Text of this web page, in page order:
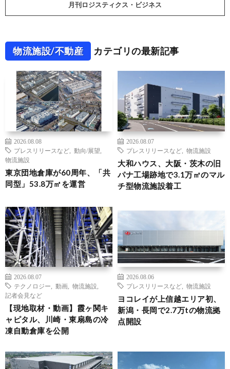
月刊ロジスティクス・ビジネス
物流施設/不動産 カテゴリの最新記事
2026.08.08
プレスリリースなど
動向/展望
物流施設
東京団地倉庫が60周年、「共
同型」53.8万㎡を運営
2026.08.07
プレスリリースなど
物流施設
大和ハウス、大阪・茨木の旧
パナ工場跡地で3.1万㎡のマル
チ型物流施設着工
2026.08.07
テクノロジー
動画 物流施設
記者会見など
【現地取材・動画】霞ヶ関キ
ャピタル、川崎・東扇島の冷
凍自動倉庫を公開
2026.08.06
プレスリリースなど
物流施設
ヨコレイが上信越エリア初、
新潟・長岡で2.7万tの物流拠
点開設